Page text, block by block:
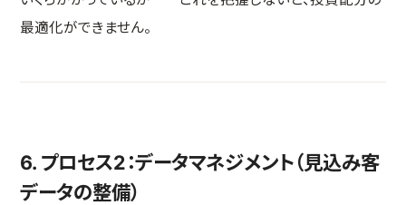
最適化ができません。
6. プロセス2：データマネジメント（見込み客
データの整備）